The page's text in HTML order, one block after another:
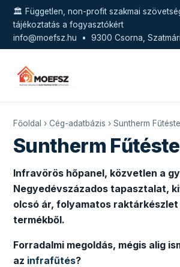
🏛️ Független, non-profit szakmai
tájékoztatás a fogyasztókért
info@moefsz.hu • 9300 Csorna, Szatmári
Főoldal › Cég-adatbázis › Suntherm
Suntherm
Infravörös hőpanel, közvetlen a
Negyedévszázados tapasztalat,
olcsó ár, folyamatos raktárkészlet
termékből.
Forradalmi megoldás, mégis alig
az infrafűtés?